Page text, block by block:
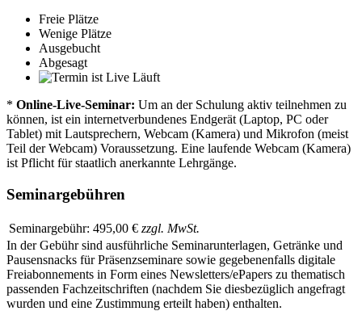
Freie Plätze
Wenige Plätze
Ausgebucht
Abgesagt
Läuft
* Online-Live-Seminar: Um an der Schulung aktiv teilnehmen zu
können, ist ein internetverbundenes Endgerät (Laptop, PC oder
Tablet) mit Lautsprechern, Webcam (Kamera) und Mikrofon (meist
Teil der Webcam) Voraussetzung. Eine laufende Webcam (Kamera)
ist Pflicht für staatlich anerkannte Lehrgänge.
Seminargebühren
Seminargebühr: 495,00 € zzgl. MwSt.
In der Gebühr sind ausführliche Seminarunterlagen, Getränke und
Pausensnacks für Präsenzseminare sowie gegebenenfalls digitale
Freiabonnements in Form eines Newsletters/ePapers zu thematisch
passenden Fachzeitschriften (nachdem Sie diesbezüglich angefragt
wurden und eine Zustimmung erteilt haben) enthalten.